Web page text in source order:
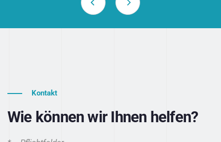
Kontakt
Wie können wir Ihnen helfen?